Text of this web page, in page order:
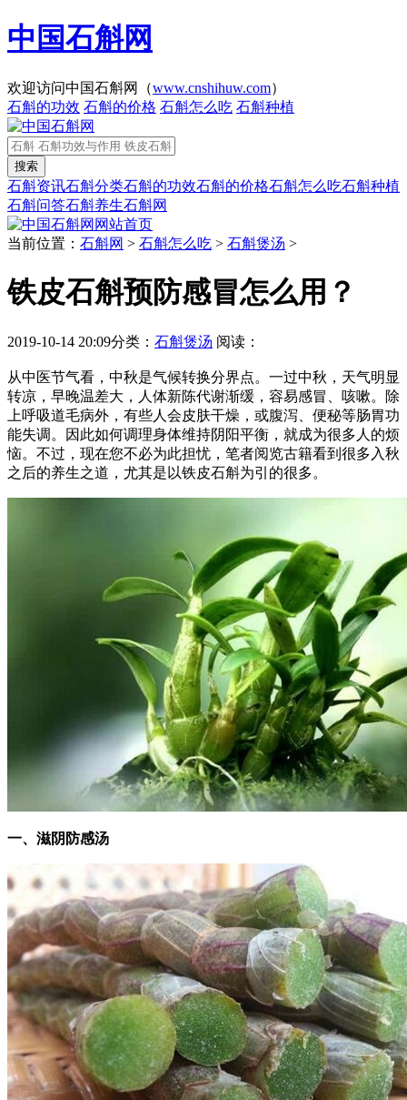
中国石斛网
欢迎访问中国石斛网（www.cnshihuw.com）
石斛的功效 石斛的价格 石斛怎么吃 石斛种植
石斛资讯石斛分类石斛的功效石斛的价格石斛怎么吃石斛种植
石斛问答石斛养生石斛网
网站首页
当前位置： 石斛网 > 石斛怎么吃 > 石斛煲汤 >
铁皮石斛预防感冒怎么用？
2019-10-14 20:09分类： 石斛煲汤 阅读：
从中医节气看，中秋是气候转换分界点。一过中秋，天气明显
转凉，早晚温差大，人体新陈代谢渐缓，容易感冒、咳嗽。除
上呼吸道毛病外，有些人会皮肤干燥，或腹泻、便秘等肠胃功
能失调。因此如何调理身体维持阴阳平衡，就成为很多人的烦
恼。不过，现在您不必为此担忧，笔者阅览古籍看到很多入秋
之后的养生之道，尤其是以铁皮石斛为引的很多。
一、滋阴防感汤